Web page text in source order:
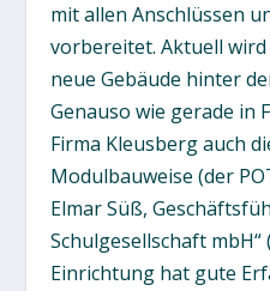
mit allen Anschlüssen
vorbereitet. Aktuell
neue Gebäude hinter
Genauso wie gerade in
Firma Kleusberg auch
Modulbauweise (der
Elmar Süß,
Schulgesellschaft
Einrichtung hat gute